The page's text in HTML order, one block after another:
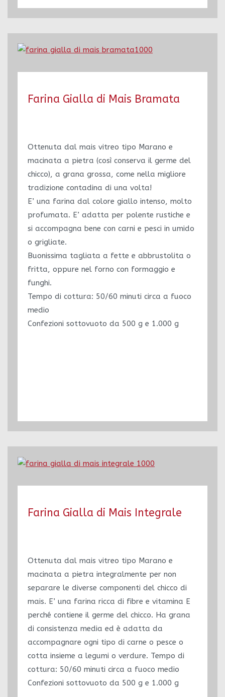
Farina Gialla di Mais Bramata
Ottenuta dal mais vitreo tipo Marano e
macinata a pietra (così conserva il germe del
chicco), a grana grossa, come nella migliore
tradizione contadina di una volta!
E’ una farina dal colore giallo intenso, molto
profumata. E’ adatta per polente rustiche e
si accompagna bene con carni e pesci in umido
o grigliate.
Buonissima tagliata a fette e abbrustolita o
fritta, oppure nel forno con formaggio e
funghi.
Tempo di cottura: 50/60 minuti circa a fuoco
medio
Confezioni sottovuoto da 500 g e 1.000 g
Farina Gialla di Mais Integrale
Ottenuta dal mais vitreo tipo Marano e
macinata a pietra integralmente per non
separare le diverse componenti del chicco di
mais. E’ una farina ricca di fibre e vitamina E
perché contiene il germe del chicco. Ha grana
di consistenza media ed è adatta da
accompagnare ogni tipo di carne o pesce o
cotta insieme a legumi o verdure. Tempo di
cottura: 50/60 minuti circa a fuoco medio
Confezioni sottovuoto da 500 g e 1.000 g